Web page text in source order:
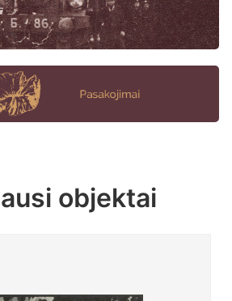
objektai